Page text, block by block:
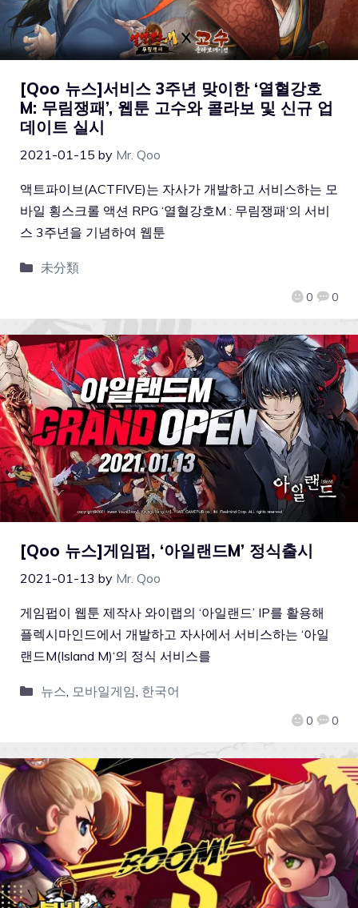
[Qoo 뉴스]서비스 3주년 맞이한 ‘열혈강호
M: 무림쟁패’, 웹툰 고수와 콜라보 및 신규 업
데이트 실시
2021-01-15 by Mr. Qoo
0 0
액트파이브(ACTFIVE)는 자사가 개발하고 서비스하는 모
바일 횡스크롤 액션 RPG ‘열혈강호M : 무림쟁패‘의 서비
스 3주년을 기념하여 웹툰
未分類
[Qoo 뉴스]게임펍, ‘아일랜드M’ 정식출시
2021-01-13 by Mr. Qoo
0 0
게임펍이 웹툰 제작사 와이랩의 ‘아일랜드’ IP를 활용해
플렉시마인드에서 개발하고 자사에서 서비스하는 ‘아일
랜드M(Island M)‘의 정식 서비스를
뉴스 모바일게임 한국어